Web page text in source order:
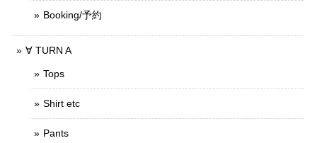
Booking/予約
∀ TURN A
Tops
Shirt etc
Pants